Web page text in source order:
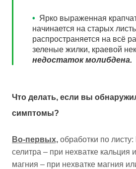
• Ярко выраженная
начинается на старых
распространяется на всё
зеленые жилки, краевой
недостаток молибдена.
Что делать, если вы
симптомы?
Во-первых, обработки по
селитра – при нехватке кальция
магния – при нехватке магния